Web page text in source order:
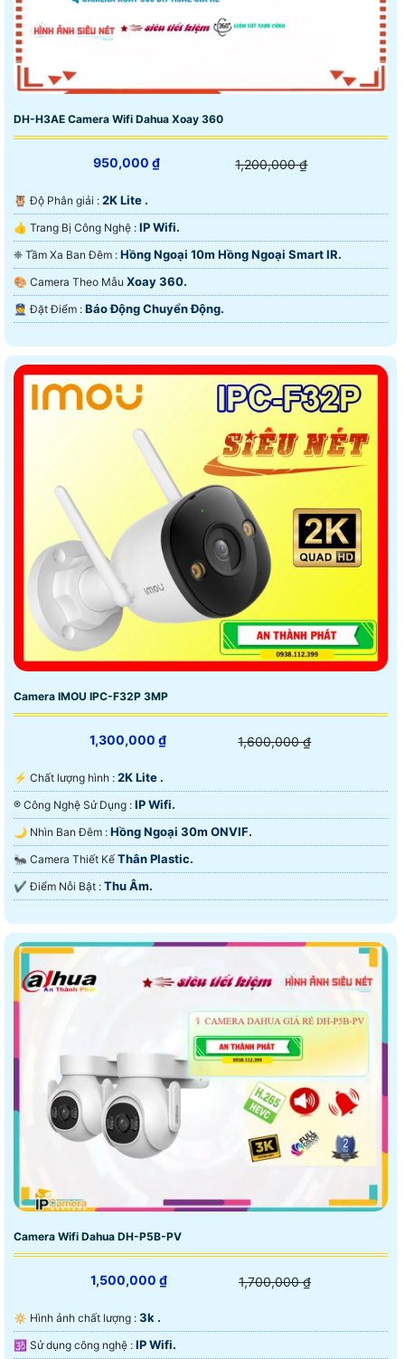
DH-H3AE Camera Wifi Dahua Xoay 360
950,000 ₫ 1,200,000 ₫
🦉 Độ Phân giải : 2K Lite .
👍 Trang Bị Công Nghệ : IP Wifi.
❈ Tầm Xa Ban Đêm : Hồng Ngoại 10m Hồng Ngoại Smart IR.
🎨 Camera Theo Mẫu Xoay 360.
️👮 Đặt Điểm : Báo Động Chuyển Động.
Camera IMOU IPC-F32P 3MP
1,300,000 ₫ 1,600,000 ₫
️⚡ Chất lượng hình : 2K Lite .
®️ Công Nghệ Sử Dụng : IP Wifi.
🌙 Nhìn Ban Đêm : Hồng Ngoại 30m ONVIF.
🐜 Camera Thiết Kế Thân Plastic.
️✔️ Điểm Nỗi Bật : Thu Âm.
Camera Wifi Dahua DH-P5B-PV
1,500,000 ₫ 1,700,000 ₫
🔅 Hình ảnh chất lượng : 3k .
🕉️ Sử dụng công nghệ : IP Wifi.